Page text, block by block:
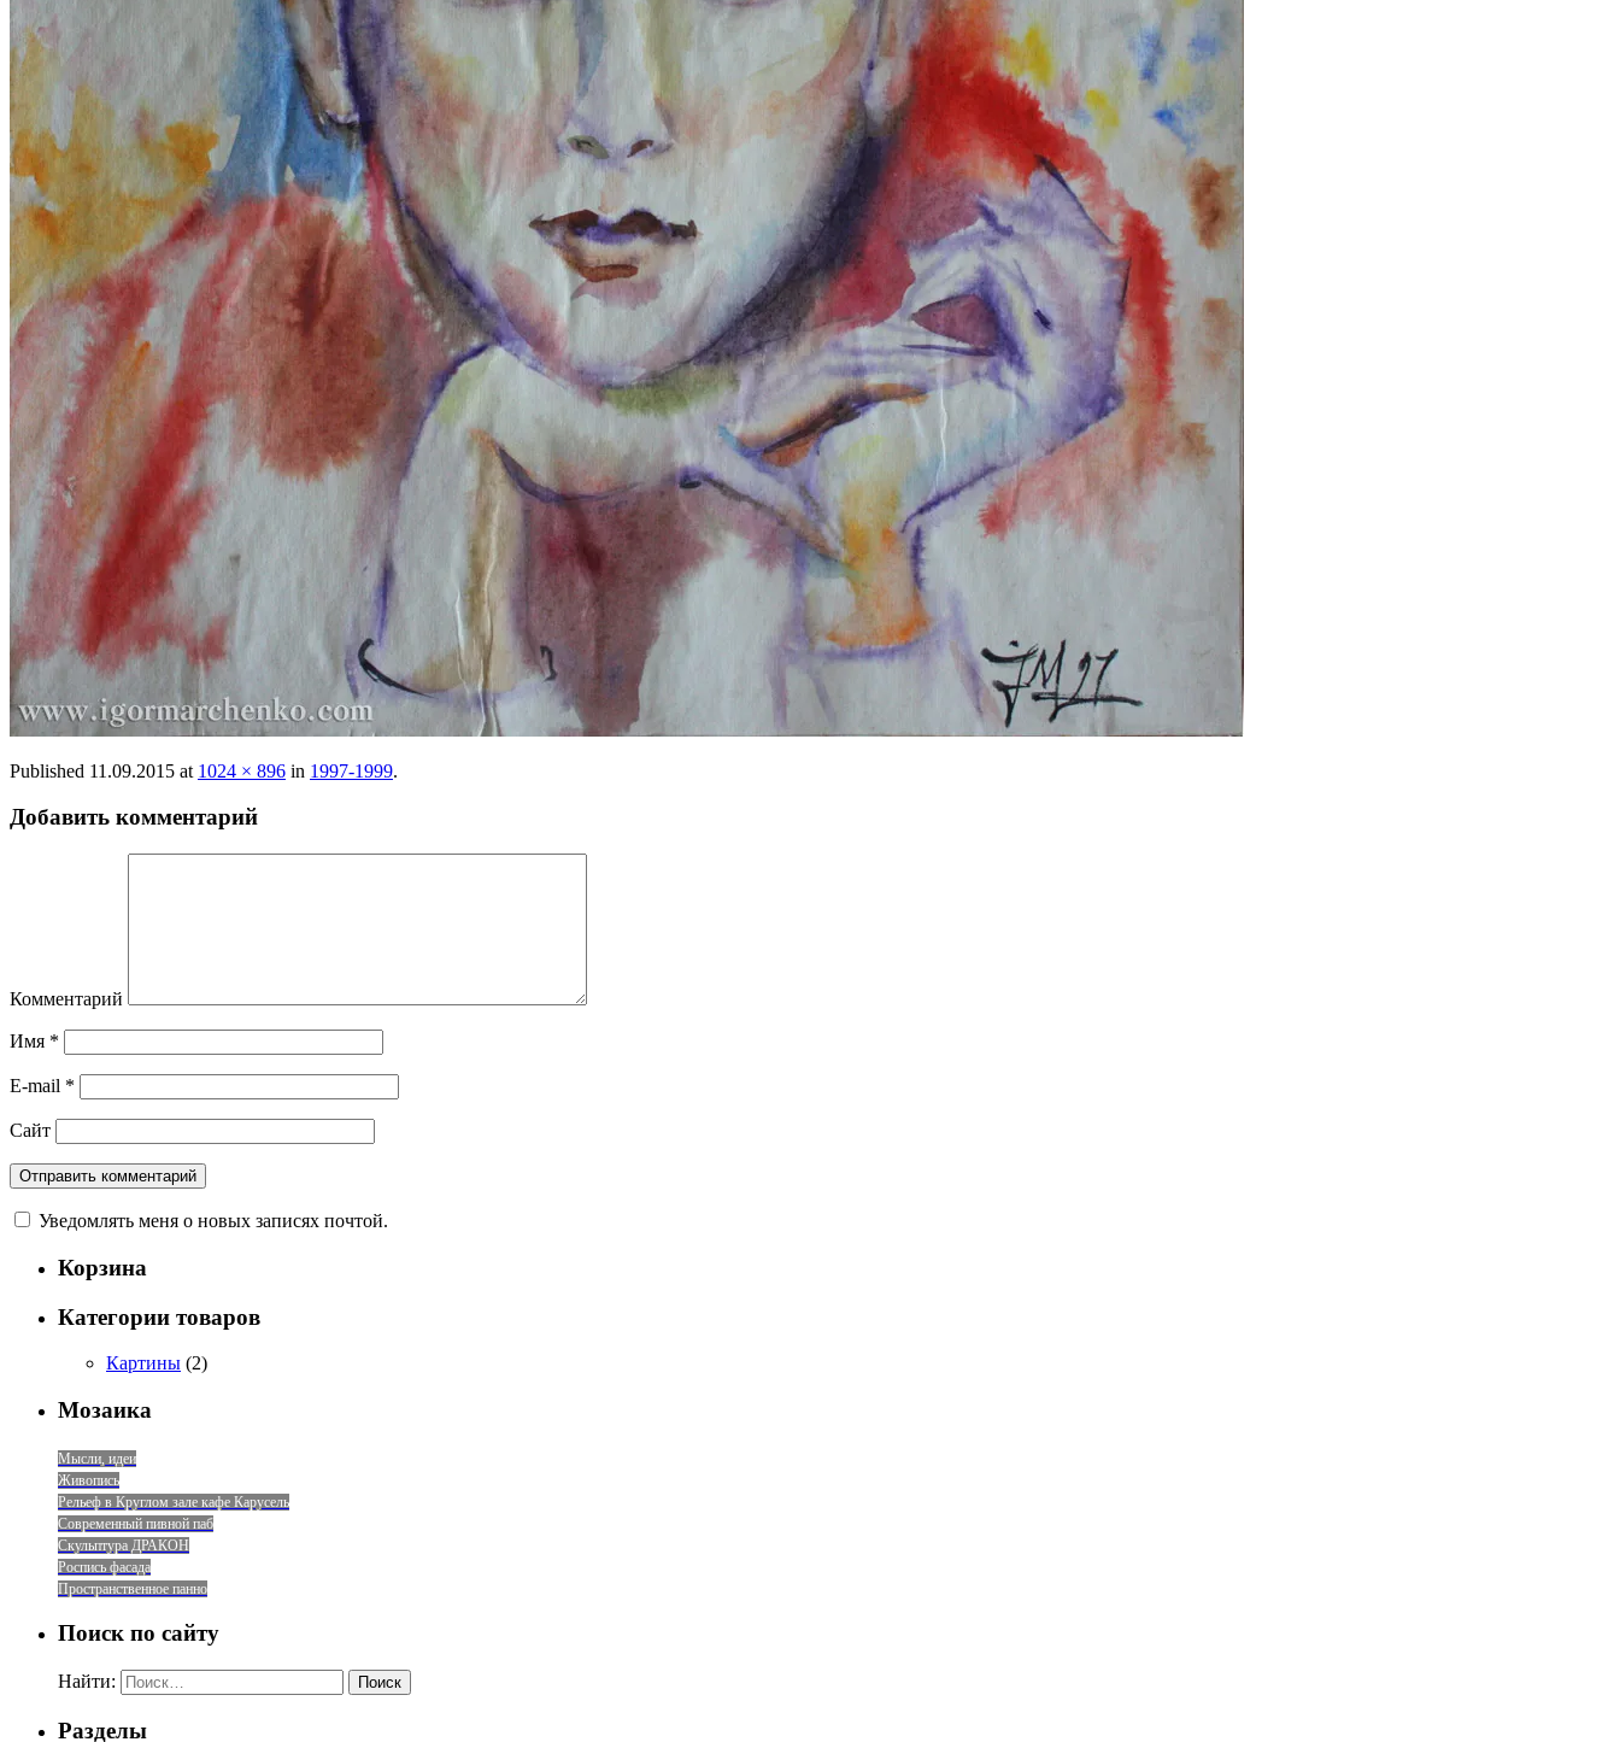
Published 11.09.2015 at 1024 × 896 in 1997-1999.
Добавить комментарий
Комментарий
Имя *
E-mail *
Сайт
Уведомлять меня о новых записях почтой.
Корзина
Категории товаров
Картины (2)
Мозаика
Мысли, идеи
Живопись
Рельеф в Круглом зале кафе Карусель
Современный пивной паб
Скульптура ДРАКОН
Роспись фасада
Пространственное панно
Поиск по сайту
Найти:
Разделы